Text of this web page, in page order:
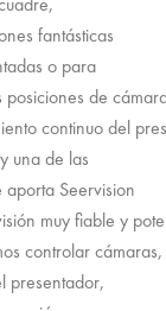
fantásticas
o para
de
continuo del
una de las
Seervision
muy fiable y
controlar cámaras,
presentador,